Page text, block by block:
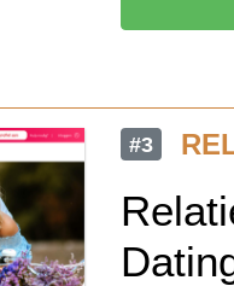
#3